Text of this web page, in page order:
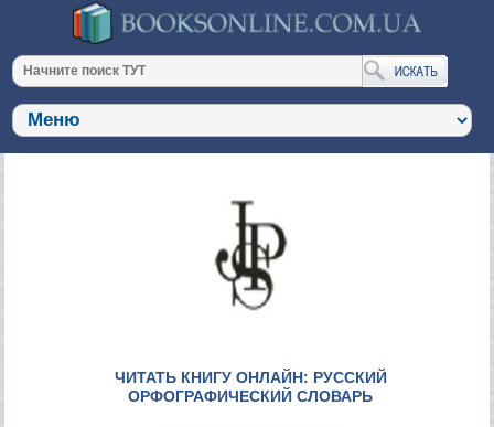
ЧИТАТЬ КНИГУ ОНЛАЙН: РУССКИЙ
ОРФОГРАФИЧЕСКИЙ СЛОВАРЬ